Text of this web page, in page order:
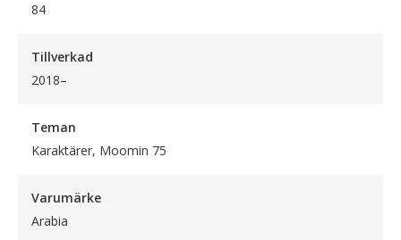
84
Tillverkad
2018–
Teman
Karaktärer, Moomin 75
Varumärke
Arabia